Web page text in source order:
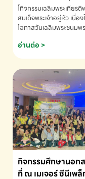
พระเจ้าอยู่หัว เนื่องใ
โอกาสวันเฉลิม
พระชนมพรรษา
โกิจกรรมเฉลิมพระเกียรติ
สมเด็จพระเจ้าอยู่หัว เนื่อง
โอกาสวันเฉลิมพระชนมพ
ข้อมูลเพิ่มเติม โทร. 075-
อ่านต่อ >
กิจกรรมศึกษานอก
ที่ ณ เมเจอร์ ซีนีเพล็กซ์